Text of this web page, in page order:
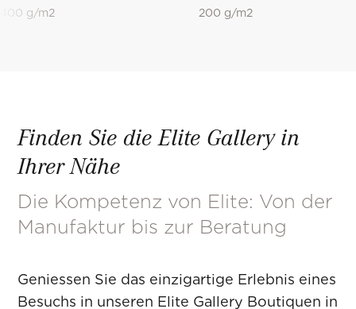
400 g/m2 200 g/m2
Finden Sie die Elite Gallery in
Ihrer Nähe
Die Kompetenz von Elite: Von der
Manufaktur bis zur Beratung
Geniessen Sie das einzigartige Erlebnis eines
Besuchs in unseren Elite Gallery Boutiquen in